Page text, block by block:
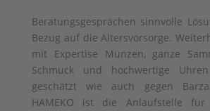
Beratungsgesprächen sinnvolle
Bezug auf die Altersvorsorge.
mit Expertise Münzen, ganze
Schmuck und hochwertige
geschätzt wie auch gegen
HAMEKO ist die Anlaufstelle für